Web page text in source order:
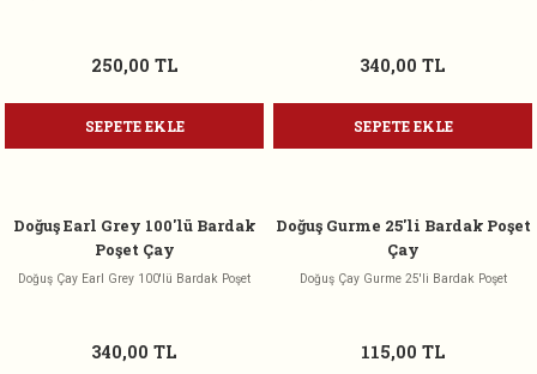
250,00 TL
SEPETE EKLE
340,00 TL
SEPETE EKLE
Doğuş Earl Grey 100'lü Bardak
Poşet Çay
Doğuş Çay Earl Grey 100'lü Bardak Poşet
340,00 TL
Doğuş Gurme 25'li Bardak Poşet
Çay
Doğuş Çay Gurme 25'li Bardak Poşet
115,00 TL